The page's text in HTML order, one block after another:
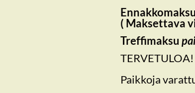
( Maksettava
Treffimaksu
TERVETULOA!
Paikkoja